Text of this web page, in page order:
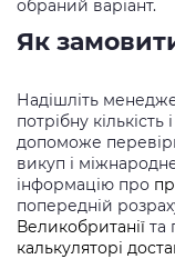
обраний варіант.
Як
Надішліть
потрібну
допоможе
викуп і
інформацію про
попередній
Великобританії та
калькуляторі